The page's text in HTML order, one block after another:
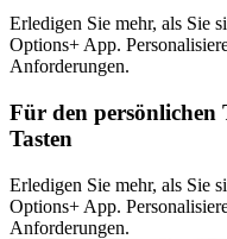
Erledigen Sie mehr, als Sie
Options+ App.
Anforderungen.
Für den persönlichen
Tasten
Erledigen Sie mehr, als Sie
Options+ App.
Anforderungen.